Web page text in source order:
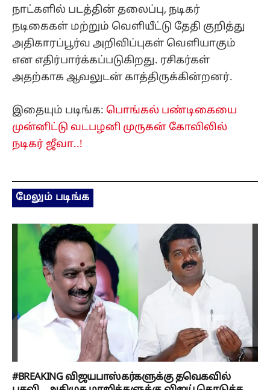
நாட்களில் படத்தின் தலைப்பு, நடிகர்
நடிகைகள் மற்றும் வெளியீட்டு தேதி குறித்து
அதிகாரப்பூர்வ அறிவிப்புகள் வெளியாகும்
என எதிர்பார்க்கப்படுகிறது. ரசிகர்கள்
அதற்காக ஆவலுடன் காத்திருக்கின்றனர்.
இதையும் படிங்க: பொங்கல் பண்டிகையை
முன்னிட்டு வடபழனி முருகன் கோவிலில்
நடிகர் ஜீவா..!
மேலும் படிங்க
#BREAKING விஜயபாஸ்கர்களுக்கு தவெகவில்